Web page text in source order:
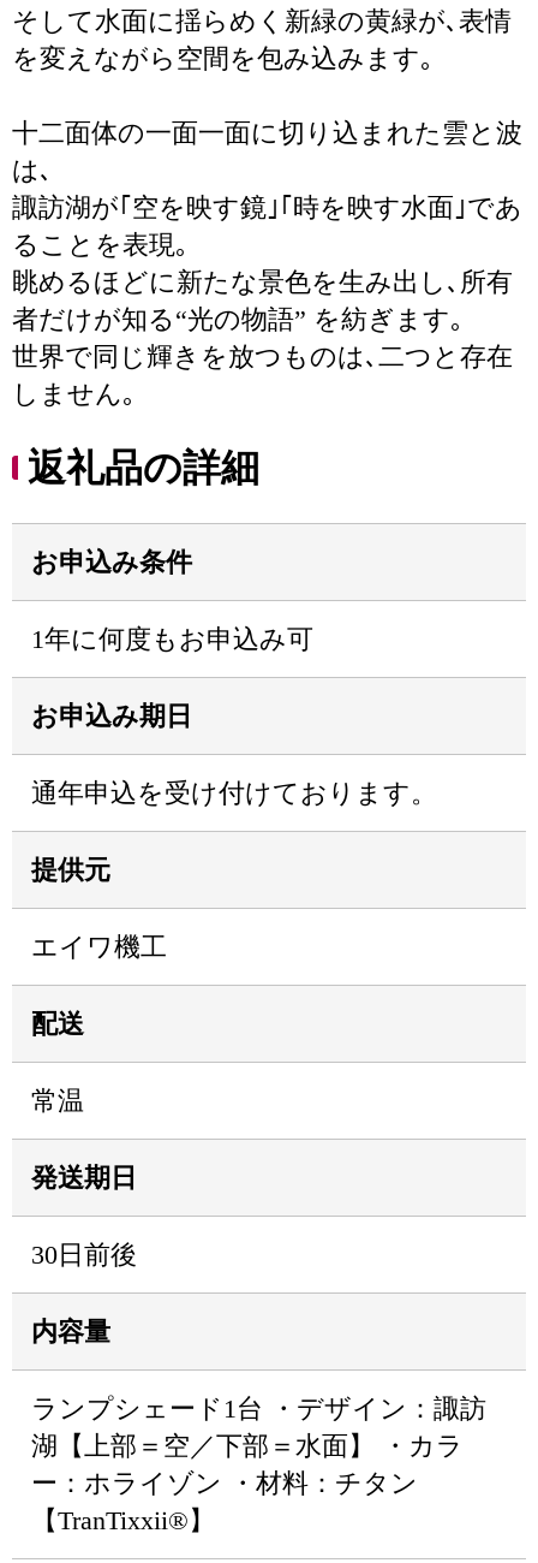
そして水面に揺らめく新緑の黄緑が､表情
を変えながら空間を包み込みます｡
十二面体の一面一面に切り込まれた雲と波
は､
諏訪湖が｢空を映す鏡｣｢時を映す水面｣であ
ることを表現｡
眺めるほどに新たな景色を生み出し､所有
者だけが知る“光の物語” を紡ぎます｡
世界で同じ輝きを放つものは､二つと存在
しません｡
返礼品の詳細
お申込み条件
1年に何度もお申込み可
お申込み期日
通年申込を受け付けております。
提供元
エイワ機工
配送
常温
発送期日
30日前後
内容量
ランプシェード1台 ・デザイン：諏訪
湖【上部＝空／下部＝水面】 ・カラ
ー：ホライゾン ・材料：チタン
【TranTixxii®】